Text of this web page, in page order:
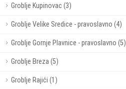
Groblje Kupinovac (3)
Groblje Velike Sredice - pravoslavno (4)
Groblje Gornje Plavnice - pravoslavno (5)
Groblje Breza (5)
Groblje Rajići (1)